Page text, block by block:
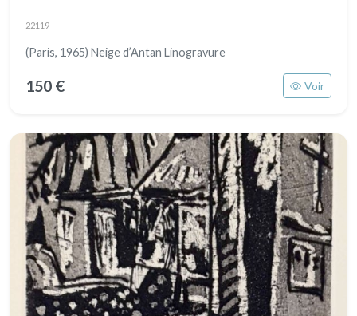
22119
(Paris, 1965) Neige d’Antan Linogravure
150 € Voir